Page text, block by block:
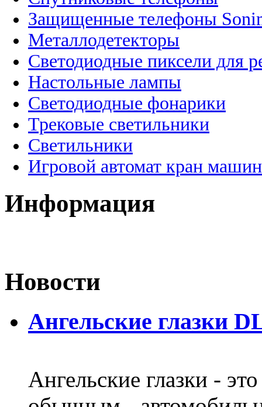
Защищенные телефоны
Металлодетекторы
Светодиодные пиксели для
Настольные лампы
Светодиодные фонарики
Трековые светильники
Светильники
Игровой автомат кран
Информация
Новости
Ангельские глазки
Ангельские глазки -